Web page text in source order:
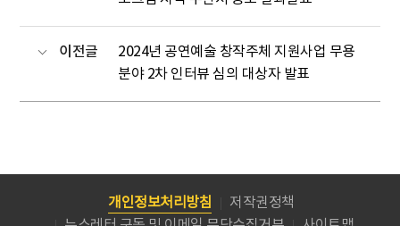
이전글
2024년 공연예술 창작주체 지원사업 무용
분야 2차 인터뷰 심의 대상자 발표
개인정보처리방침
저작권정책